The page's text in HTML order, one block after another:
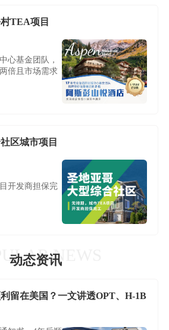
TEA项目
心基金团队，
倍且市场需求
区城市项目
开发商担保完
NEWS
动态资讯
留在美国？一文讲透OPT、H-1B